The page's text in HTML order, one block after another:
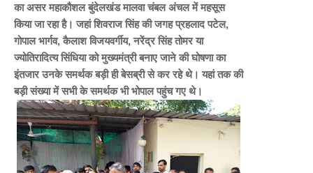
का असर महाकौशल बुंदेलखंड मालवा चंबल अंचल में महसूस
किया जा रहा है। जहां शिवराज सिंह की जगह प्रहलाद पटेल,
गोपाल भार्गव, कैलाश विजयवर्गीय, नरेंद्र सिंह तोमर या
ज्योतिरादित्य सिंधिया को मुख्यमंत्री बनाए जाने की घोषणा का
इंतजार उनके समर्थक बड़ी ही बेसब्री से कर रहे थे। यहां तक की
बड़ी संख्या में सभी के समर्थक भी भोपाल पहुंच गए थे।